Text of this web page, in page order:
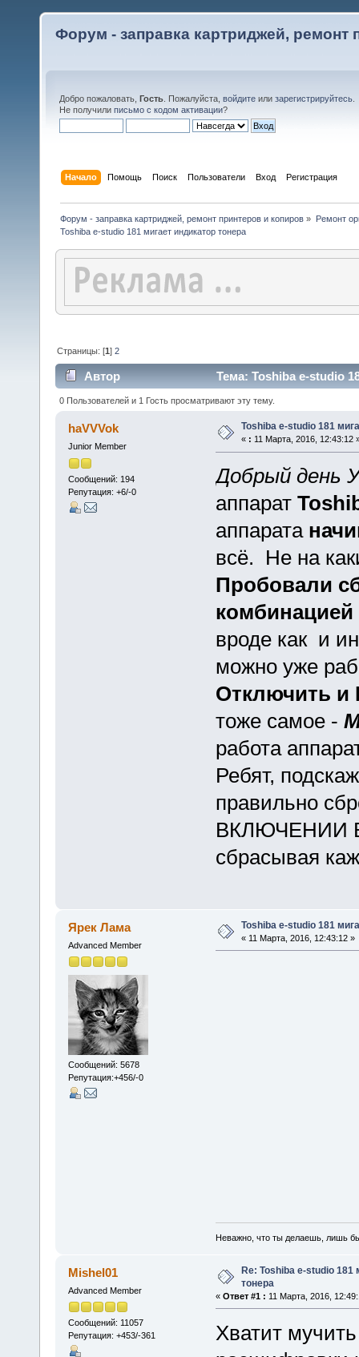
Форум - заправка картриджей, ремонт
Добро пожаловать, Гость . Пожалуйста, войдите или зарегистрируйтесь
Не получили письмо с кодом активации?
Начало Помощь Поиск Пользователи Вход Регистрация
Форум - заправка картриджей, ремонт принтеров и копиров » Ремонт
Toshiba e-studio 181 мигает индикатор тонера
Страницы: [1]2
Автор Тема: Toshiba e-studio
0 Пользователей и 1 Гость просматривают эту тему.
haVVVok
Junior Member
Сообщений: 194
Репутация: +6/-0
Toshiba e-studio 181
« : 11 Марта, 2016, 12:43:12
Добрый день
аппарат
аппарата
всё. Не на
Пробовали
комбинацией
вроде как и
можно уже
Отключить и
тоже самое -
работа
Ребят,
правильно
ВКЛЮЧЕНИИ
сбрасывая
Ярек Лама
Advanced Member
Сообщений: 5678
Репутация:+456/-0
Toshiba e-studio 181
« 11 Марта, 2016, 12:43:12 »
Неважно, что ты делаешь, лишь
Mishel01
Advanced Member
Сообщений: 11057
Репутация: +453/-361
Re: Toshiba e-studio 181
тонера
« Ответ #1 : 11 Марта, 2016,
Хватит